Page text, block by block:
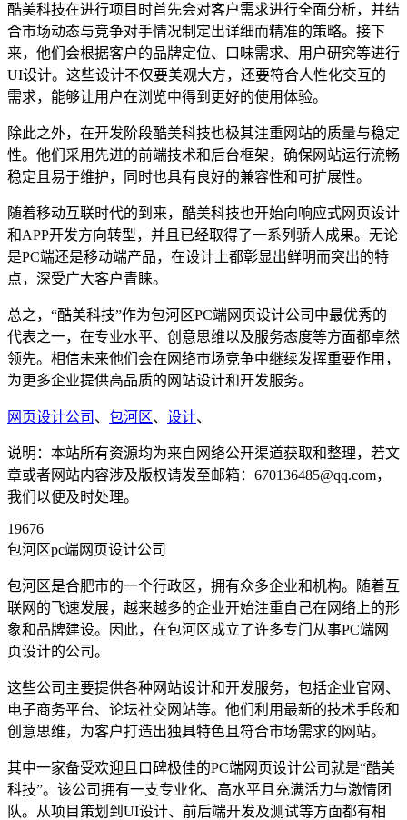
酷美科技在进行项目时首先会对客户需求进行全面分析，并结
合市场动态与竞争对手情况制定出详细而精准的策略。接下
来，他们会根据客户的品牌定位、口味需求、用户研究等进行
UI设计。这些设计不仅要美观大方，还要符合人性化交互的
需求，能够让用户在浏览中得到更好的使用体验。
除此之外，在开发阶段酷美科技也极其注重网站的质量与稳定
性。他们采用先进的前端技术和后台框架，确保网站运行流畅
稳定且易于维护，同时也具有良好的兼容性和可扩展性。
随着移动互联时代的到来，酷美科技也开始向响应式网页设计
和APP开发方向转型，并且已经取得了一系列骄人成果。无论
是PC端还是移动端产品，在设计上都彰显出鲜明而突出的特
点，深受广大客户青睐。
总之，“酷美科技”作为包河区PC端网页设计公司中最优秀的
代表之一，在专业水平、创意思维以及服务态度等方面都卓然
领先。相信未来他们会在网络市场竞争中继续发挥重要作用，
为更多企业提供高品质的网站设计和开发服务。
网页设计公司 、 包河区、 设计、
说明：本站所有资源均为来自网络公开渠道获取和整理，若文
章或者网站内容涉及版权请发至邮箱：670136485@qq.com，
我们以便及时处理。
19676
包河区pc端网页设计公司
包河区是合肥市的一个行政区，拥有众多企业和机构。随着互
联网的飞速发展，越来越多的企业开始注重自己在网络上的形
象和品牌建设。因此，在包河区成立了许多专门从事PC端网
页设计的公司。
这些公司主要提供各种网站设计和开发服务，包括企业官网、
电子商务平台、论坛社交网站等。他们利用最新的技术手段和
创意思维，为客户打造出独具特色且符合市场需求的网站。
其中一家备受欢迎且口碑极佳的PC端网页设计公司就是“酷美
科技”。该公司拥有一支专业化、高水平且充满活力与激情团
队。从项目策划到UI设计、前后端开发及测试等方面都有相